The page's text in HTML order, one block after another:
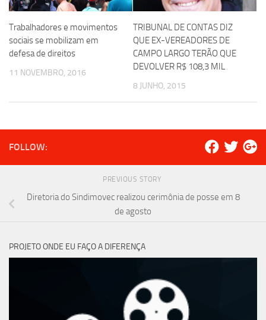
Trabalhadores e movimentos
sociais se mobilizam em
defesa de direitos
11 NOVEMBRO, 2016
TRIBUNAL DE CONTAS DIZ
QUE EX-VEREADORES DE
CAMPO LARGO TERÃO QUE
DEVOLVER R$ 108,3 MIL
8 JUNHO, 2015
FOLLOW:
PREVIOUS STORY
Diretoria do Sindimovec realizou cerimônia de posse em 8
de agosto
PROJETO ONDE EU FAÇO A DIFERENÇA